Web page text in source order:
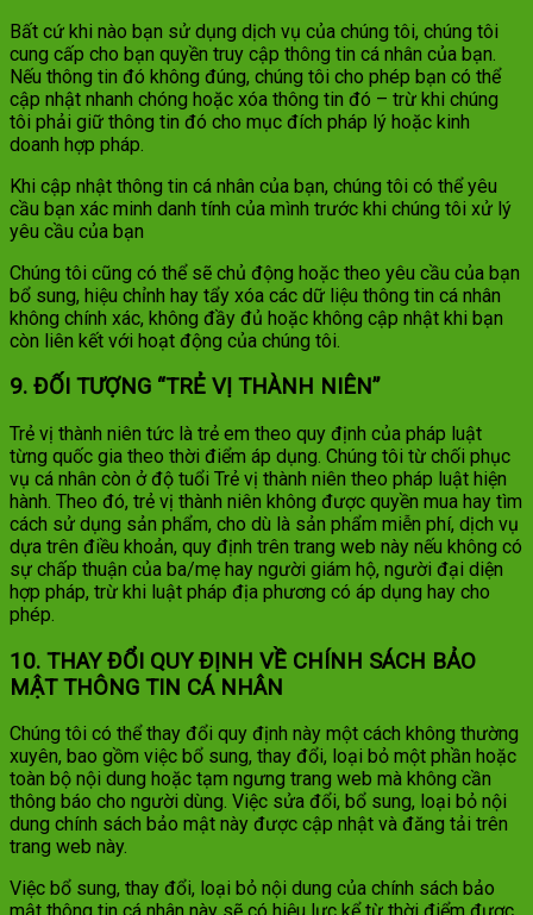
Bất cứ khi nào bạn sử dụng dịch vụ của chúng tôi, chúng tôi
cung cấp cho bạn quyền truy cập thông tin cá nhân của bạn.
Nếu thông tin đó không đúng, chúng tôi cho phép bạn có thể
cập nhật nhanh chóng hoặc xóa thông tin đó – trừ khi chúng
tôi phải giữ thông tin đó cho mục đích pháp lý hoặc kinh
doanh hợp pháp.
Khi cập nhật thông tin cá nhân của bạn, chúng tôi có thể yêu
cầu bạn xác minh danh tính của mình trước khi chúng tôi xử lý
yêu cầu của bạn
Chúng tôi cũng có thể sẽ chủ động hoặc theo yêu cầu của bạn
bổ sung, hiệu chỉnh hay tẩy xóa các dữ liệu thông tin cá nhân
không chính xác, không đầy đủ hoặc không cập nhật khi bạn
còn liên kết với hoạt động của chúng tôi.
9. ĐỐI TƯỢNG “TRẺ VỊ THÀNH NIÊN”
Trẻ vị thành niên tức là trẻ em theo quy định của pháp luật
từng quốc gia theo thời điểm áp dụng. Chúng tôi từ chối phục
vụ cá nhân còn ở độ tuổi Trẻ vị thành niên theo pháp luật hiện
hành. Theo đó, trẻ vị thành niên không được quyền mua hay tìm
cách sử dụng sản phẩm, cho dù là sản phẩm miễn phí, dịch vụ
dựa trên điều khoản, quy định trên trang web này nếu không có
sự chấp thuận của ba/mẹ hay người giám hộ, người đại diện
hợp pháp, trừ khi luật pháp địa phương có áp dụng hay cho
phép.
10. THAY ĐỔI QUY ĐỊNH VỀ CHÍNH SÁCH BẢO
MẬT THÔNG TIN CÁ NHÂN
Chúng tôi có thể thay đổi quy định này một cách không thường
xuyên, bao gồm việc bổ sung, thay đổi, loại bỏ một phần hoặc
toàn bộ nội dung hoặc tạm ngưng trang web mà không cần
thông báo cho người dùng. Việc sửa đổi, bổ sung, loại bỏ nội
dung chính sách bảo mật này được cập nhật và đăng tải trên
trang web này.
Việc bổ sung, thay đổi, loại bỏ nội dung của chính sách bảo